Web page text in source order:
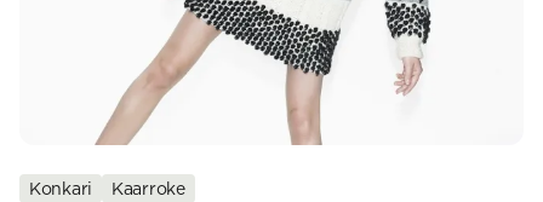
7 Veljestä
Nalle
Wonder Wool
1 = ohuin, 7 = paksuin
1. Lace
2. 4-ply
3. Sport
4. DK
5. Aran
SESONGIN MALLISTOT
SS26 Kirsikka
Simberg & Hanna
Sumari
SS26 Hyvän olon
neuleet
INSPIROIDU
Yhteisö
Ajankohtaista
Kaikki artikkelit
Konkari Kaarroke